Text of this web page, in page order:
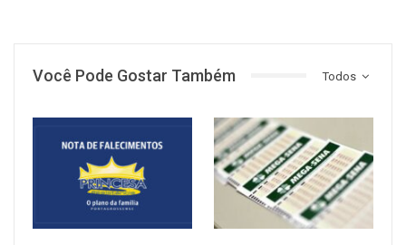
Todos
Você Pode Gostar Também
NOTÍCIAS